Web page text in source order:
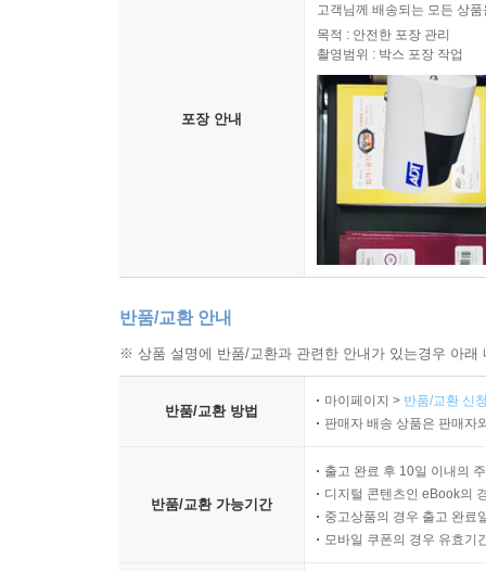
나라에서든 형식을 바꿔가면서 기업을 보조함으
여전히 국민경제 모델이 작동하고 있는 셈인데,
있다. 따라서 위의 다섯 가지 키워드들은 바꿔 말
기업은 자연스럽게 해당 분야에서 정책적 배려
방식의 진화가 미국은 물론 일본과 유럽 자본
고수하려 한다면 ‘중남미형 지옥 모델’로 치달
포장 안내
고객님께 배송되는 모든 상
목적 : 안전한 포장 관리
촬영범위 : 박스 포장 작업
반품/교환 안내
※ 상품 설명에 반품/교환과 관련한 안내가 있는경우 아
반품/교환 방법
마이페이지 > 반품/교환 신
판매자 배송 상품은 판매자
반품/교환 가능기간
출고 완료 후 10일 이내의
디지털 콘텐츠인 eBook의
중고상품의 경우 출고 완료
모바일 쿠폰의 경우 유효기